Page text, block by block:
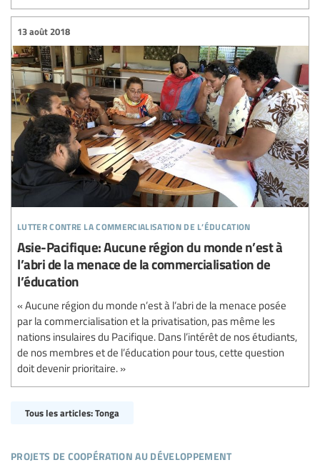
lutter contre la commercialisation de l’éducation
13 août 2018
Asie-Pacifique: Aucune région du monde n’est à
l’abri de la menace de la commercialisation de
l’éducation
« Aucune région du monde n’est à l’abri de la menace posée
par la commercialisation et la privatisation, pas même les
nations insulaires du Pacifique. Dans l’intérêt de nos étudiants,
de nos membres et de l’éducation pour tous, cette question
doit devenir prioritaire. »
Tous les articles: Tonga
projets de coopération au développement